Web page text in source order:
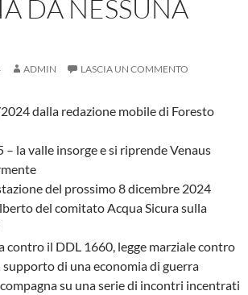
DA NESSUNA
ADMIN LASCIA UN COMMENTO
dalla redazione mobile di Foresto
– la valle insorge e si riprende Venaus
del prossimo 8 dicembre 2024
del comitato Acqua Sicura sulla
contro il DDL 1660, legge marziale contro
supporto di una economia di guerra
su una serie di incontri incentrati